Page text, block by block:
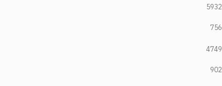
5932
756
4749
902